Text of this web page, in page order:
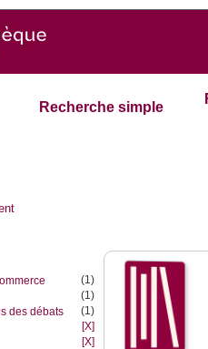
Recherche simple
(1)
(1)
des débats
(1)
[X]
[X]